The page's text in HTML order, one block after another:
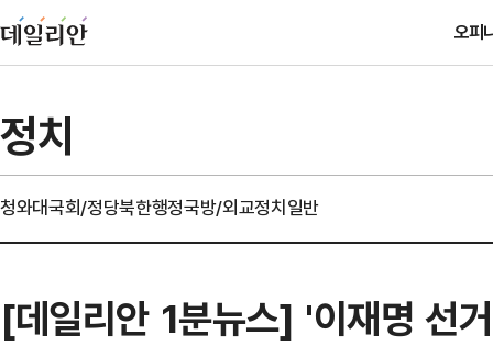
오피
정치
청와대국회/정당북한행정국방/외교정치일반
[데일리안 1분뉴스] '이재명 선